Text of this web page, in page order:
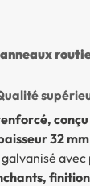
32 mm
galvanisé